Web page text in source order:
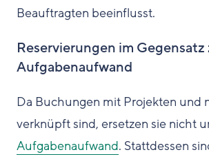
Beauftragten beeinflusst.
Reservierungen im Gegensatz
Aufgabenaufwand
Da Buchungen mit Projekten und
verknüpft sind, ersetzen sie nicht
Aufgabenaufwand. Stattdessen